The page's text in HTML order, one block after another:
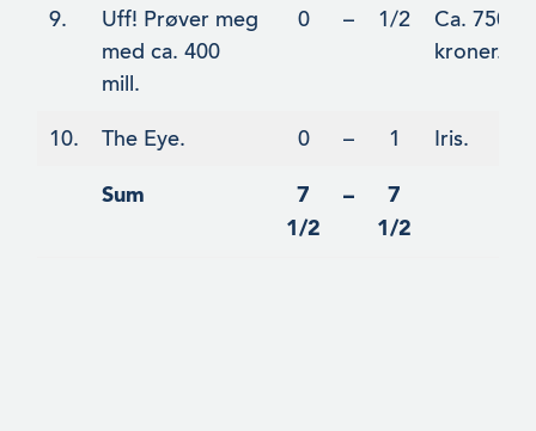
9.
Uff! Prøver meg
med ca. 400
mill.
0 – 1/2
Ca. 750
kroner.
10. The Eye. 0 – 1 Iris.
Sum
7
1/2
–
7
1/2